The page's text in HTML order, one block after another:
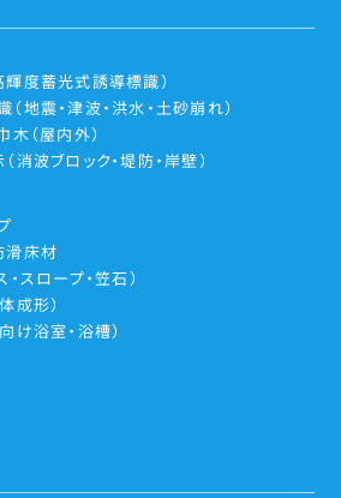
度蓄光式誘導標識）
地震・津波・洪水・土砂崩れ）
木（屋内外）
消波ブロック・堤防・岸壁）
滑床材
スロープ・笠石）
成形）
け浴室・浴槽）